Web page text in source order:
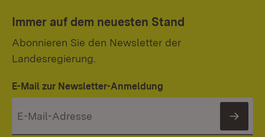
Immer auf dem neuesten Stand
Abonnieren Sie den Newsletter der
Landesregierung.
E-Mail zur Newsletter-Anmeldung